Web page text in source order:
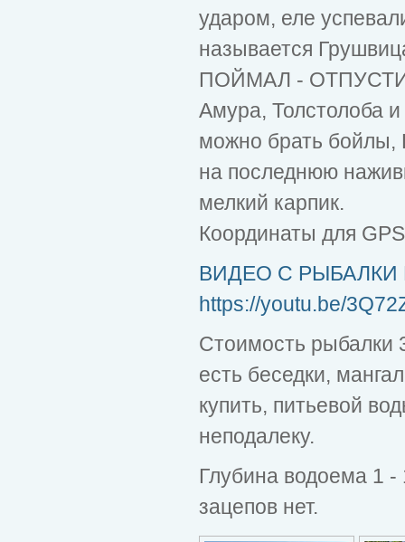
ударом, еле
называется
ПОЙМАЛ - ОТПУСТИ,
Амура, Толстолоба
можно брать бойлы,
на последнюю
мелкий карпик.
Координаты для
ВИДЕО С РЫБАЛКИ
https://youtu.be/
Стоимость рыбалки
есть беседки,
купить, питьевой
неподалеку.
Глубина водоема 1
зацепов нет.